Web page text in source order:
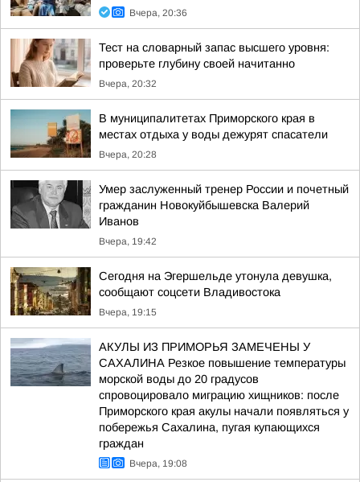
Вчера, 20:36
Тест на словарный запас высшего уровня:
проверьте глубину своей начитанно
Вчера, 20:32
В муниципалитетах Приморского края в
местах отдыха у воды дежурят спасатели
Вчера, 20:28
Умер заслуженный тренер России и почетный
гражданин Новокуйбышевска Валерий
Иванов
Вчера, 19:42
Сегодня на Эгершельде утонула девушка,
сообщают соцсети Владивостока
Вчера, 19:15
АКУЛЫ ИЗ ПРИМОРЬЯ ЗАМЕЧЕНЫ У
САХАЛИНА Резкое повышение температуры
морской воды до 20 градусов
спровоцировало миграцию хищников: после
Приморского края акулы начали появляться у
побережья Сахалина, пугая купающихся
граждан
Вчера, 19:08